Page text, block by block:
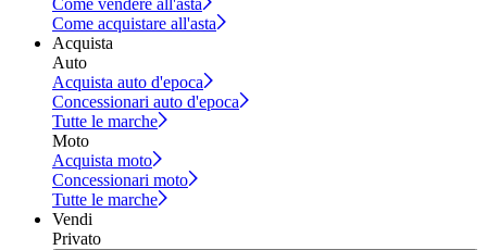
Come vendere all'asta
Come acquistare all'asta
Acquista
Auto
Acquista auto d'epoca
Concessionari auto d'epoca
Tutte le marche
Moto
Acquista moto
Concessionari moto
Tutte le marche
Vendi
Privato